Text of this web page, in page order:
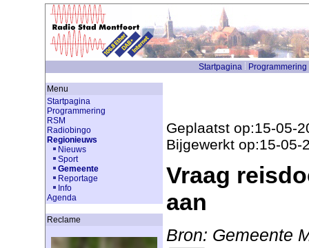
Startpagina Programmering
Menu
Startpagina
Programmering
RSM
Radiobingo
Regionieuws
Nieuws
Sport
Gemeente
Reportage
Info
Agenda
Reclame
Geplaatst op:15-05-
Bijgewerkt op:15-05-
Vraag
aan
Bron: Gemeente